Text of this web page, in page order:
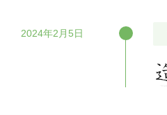
2024年2月5日